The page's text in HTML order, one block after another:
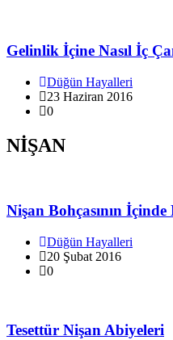
Gelinlik İçine Nasıl İç
Düğün Hayalleri
23 Haziran 2016
0
NİŞAN
Nişan Bohçasının İçinde
Düğün Hayalleri
20 Şubat 2016
0
Tesettür Nişan Abiyeleri